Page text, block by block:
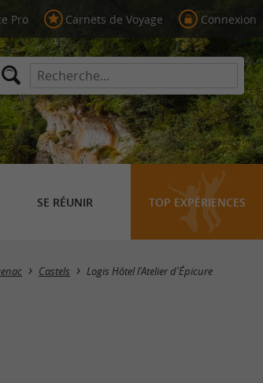
Pro Carnets de Voyage Connexion
SE RÉUNIR TOP EXPÉRIENCES
Castels Logis Hôtel l'Atelier d'Épicure